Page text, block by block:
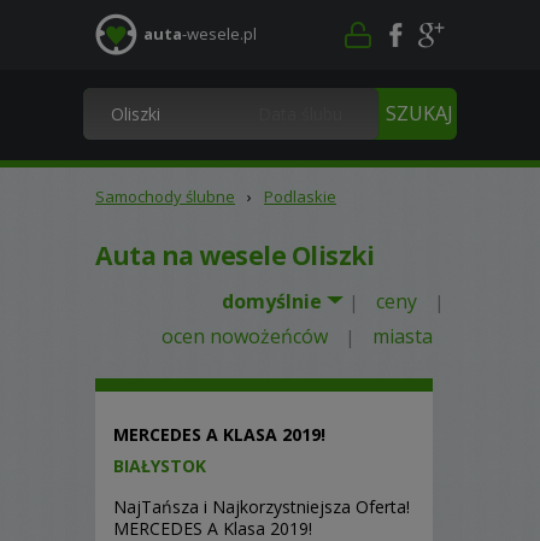
auta-wesele.pl
Samochody ślubne › Podlaskie
Auta na wesele Oliszki
domyślnie | ceny |
ocen nowożeńców | miasta
MERCEDES A KLASA 2019!
BIAŁYSTOK
NajTańsza i Najkorzystniejsza Oferta!
MERCEDES A Klasa 2019!